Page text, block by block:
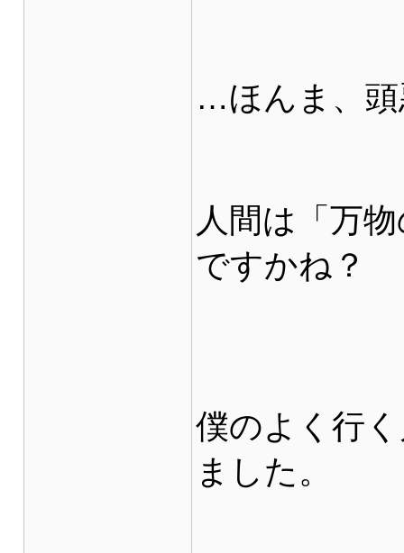
…ほんま、
人間は「万
ですかね？
僕のよく行
ました。